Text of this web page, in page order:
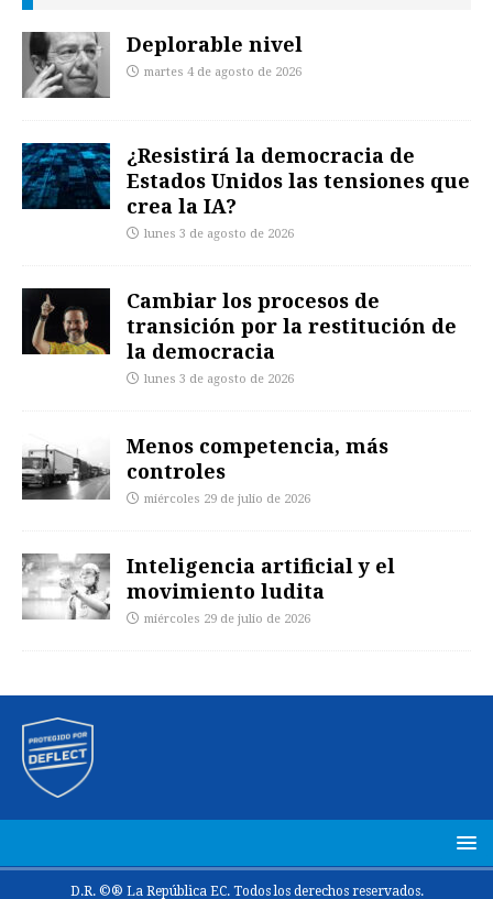
Deplorable nivel
martes 4 de agosto de 2026
¿Resistirá la democracia de
Estados Unidos las tensiones que
crea la IA?
lunes 3 de agosto de 2026
Cambiar los procesos de
transición por la restitución de
la democracia
lunes 3 de agosto de 2026
Menos competencia, más
controles
miércoles 29 de julio de 2026
Inteligencia artificial y el
movimiento ludita
miércoles 29 de julio de 2026
D.R. ©® La República EC. Todos los derechos reservados.